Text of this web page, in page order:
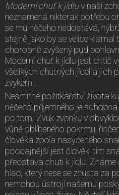
Moderní chuť k jídluv naší
neznamená nikterak potřebu
se mu něčeho nedostává,
stejně jako by se velice klamal
chorobně zvýšený pud
Moderní chuť k jídlu jest chtíč
všelikých chutných jídel a jich
zvykem.
Nesmírné požitkářství života
něčeho příjemného je
po tom. Zvuk zvonku v
vůně oblíbeného pokrmu,
člověka zpola nasyceného
poddajnější jest člověk, tím
představa chuti k jídlu.
hlad, který nese se zhusta za
nemohou ústrojí našemu